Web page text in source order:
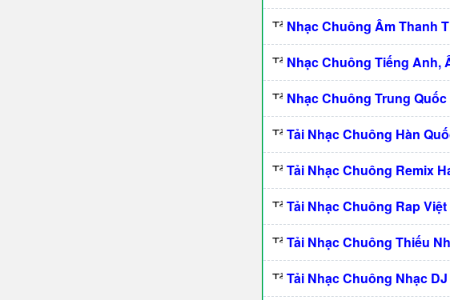
Nhạc Chuông Âm Thanh
Nhạc Chuông Tiếng Anh,
Nhạc Chuông Trung Quốc
Tải Nhạc Chuông Hàn
Tải Nhạc Chuông Remix
Tải Nhạc Chuông Rap Việt
Tải Nhạc Chuông Thiếu
Tải Nhạc Chuông Nhạc